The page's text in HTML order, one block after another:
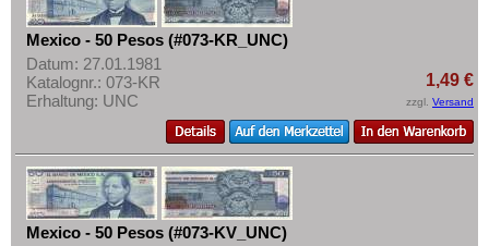
Mexico - 50 Pesos (#073-KR_UNC)
Datum: 27.01.1981
Katalognr.: 073-KR
Erhaltung: UNC
1,49 €
zzgl. Versand
Mexico - 50 Pesos (#073-KV_UNC)